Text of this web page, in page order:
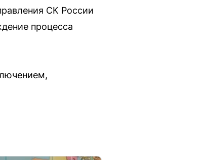
СК России
процесса